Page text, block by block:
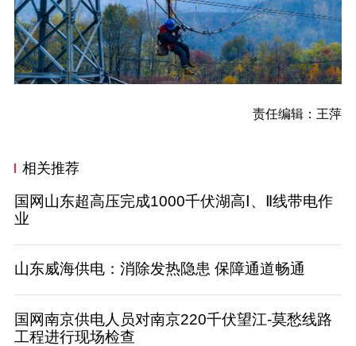
责任编辑：王萍
相关推荐
国网山东超高压完成1000千伏湖高Ⅰ、Ⅱ线带电作
业
山东威海供电：消除发热隐患 保障通道畅通
国网南京供电人员对南京220千伏望江-莫愁线路
工程进行现场检查